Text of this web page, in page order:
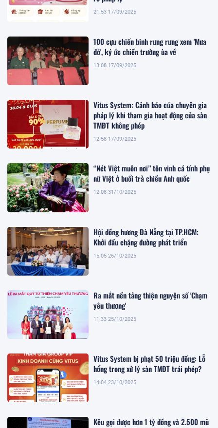
21:53 17/09/2025
100 cựu chiến binh rưng rưng xem 'Mưa
đỏ', ký ức chiến trường ùa về
13:08 17/09/2025
Vitus System: Cảnh báo của chuyên gia
pháp lý khi tham gia hoạt động của sàn
TMĐT không phép
12:58 17/09/2025
“Nét Việt muôn nơi” tôn vinh cá tính phụ
nữ Việt ở buổi trà chiều Anh quốc
12:08 31/10/2025
Hội đồng hương Đà Nẵng tại TP.HCM:
Khởi đầu chặng đường phát triển
15:05 26/10/2025
Ra mắt nền tảng thiện nguyện số 'Chạm
yêu thương'
11:33 25/10/2025
Vitus System bị phạt 50 triệu đồng: Lỗ
hổng trong xử lý sàn TMĐT trái phép?
14:04 23/10/2025
Kêu gọi được hơn 1 tỷ đồng và 2.500 mũ